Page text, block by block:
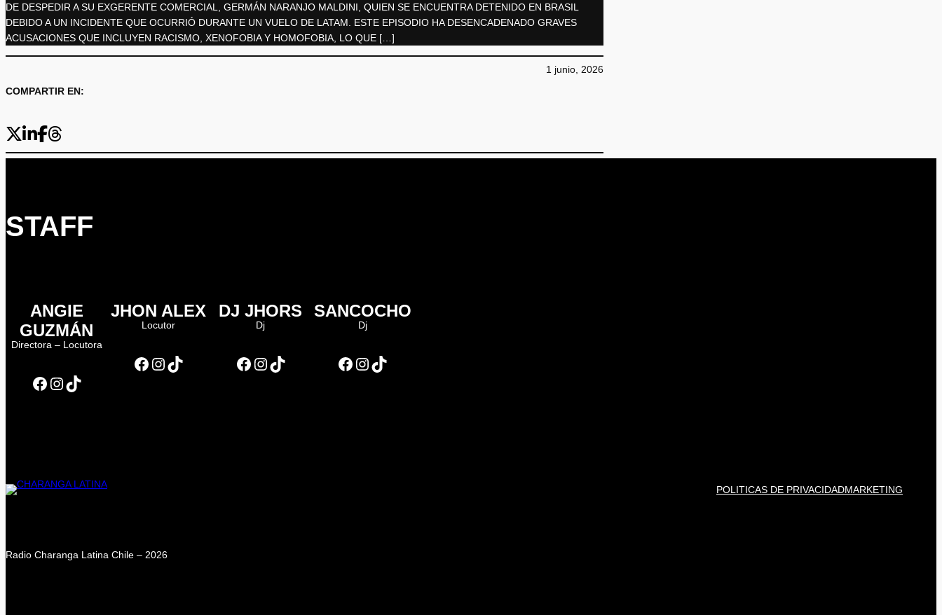
DE DESPEDIR A SU EXGERENTE COMERCIAL, GERMÁN NARANJO MALDINI, QUIEN SE ENCUENTRA DETENIDO EN BRASIL
DEBIDO A UN INCIDENTE QUE OCURRIÓ DURANTE UN VUELO DE LATAM. ESTE EPISODIO HA DESENCADENADO GRAVES
ACUSACIONES QUE INCLUYEN RACISMO, XENOFOBIA Y HOMOFOBIA, LO QUE […]
COMPARTIR EN:
1 junio, 2026
STAFF
ANGIE
GUZMÁN
Directora – Locutora
Facebook Instagram TikTok
JHON ALEX
Locutor
Facebook Instagram TikTok
DJ JHORS
Dj
Facebook Instagram TikTok
SANCOCHO
Dj
Facebook Instagram TikTok
POLITICAS DE PRIVACIDADMARKETING
Radio Charanga Latina Chile – 2026